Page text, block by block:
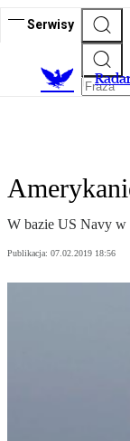
Serwisy
R
W bazie US Navy w
Publikacja: 07.02.2019 18:56